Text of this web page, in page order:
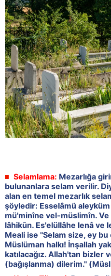
Selamlama: Mezarlığa
bulunanlara selam verilir.
alan en temel mezarlık
şöyledir: Esselâmü
mü'minîne vel-müslimîn.
lâhikūn. Es'elüllâhe lenâ ve
Meali ise "Selam size, ey bu
Müslüman halkı! İnşallah
katılacağız. Allah'tan bizler
(bağışlanma) dilerim."